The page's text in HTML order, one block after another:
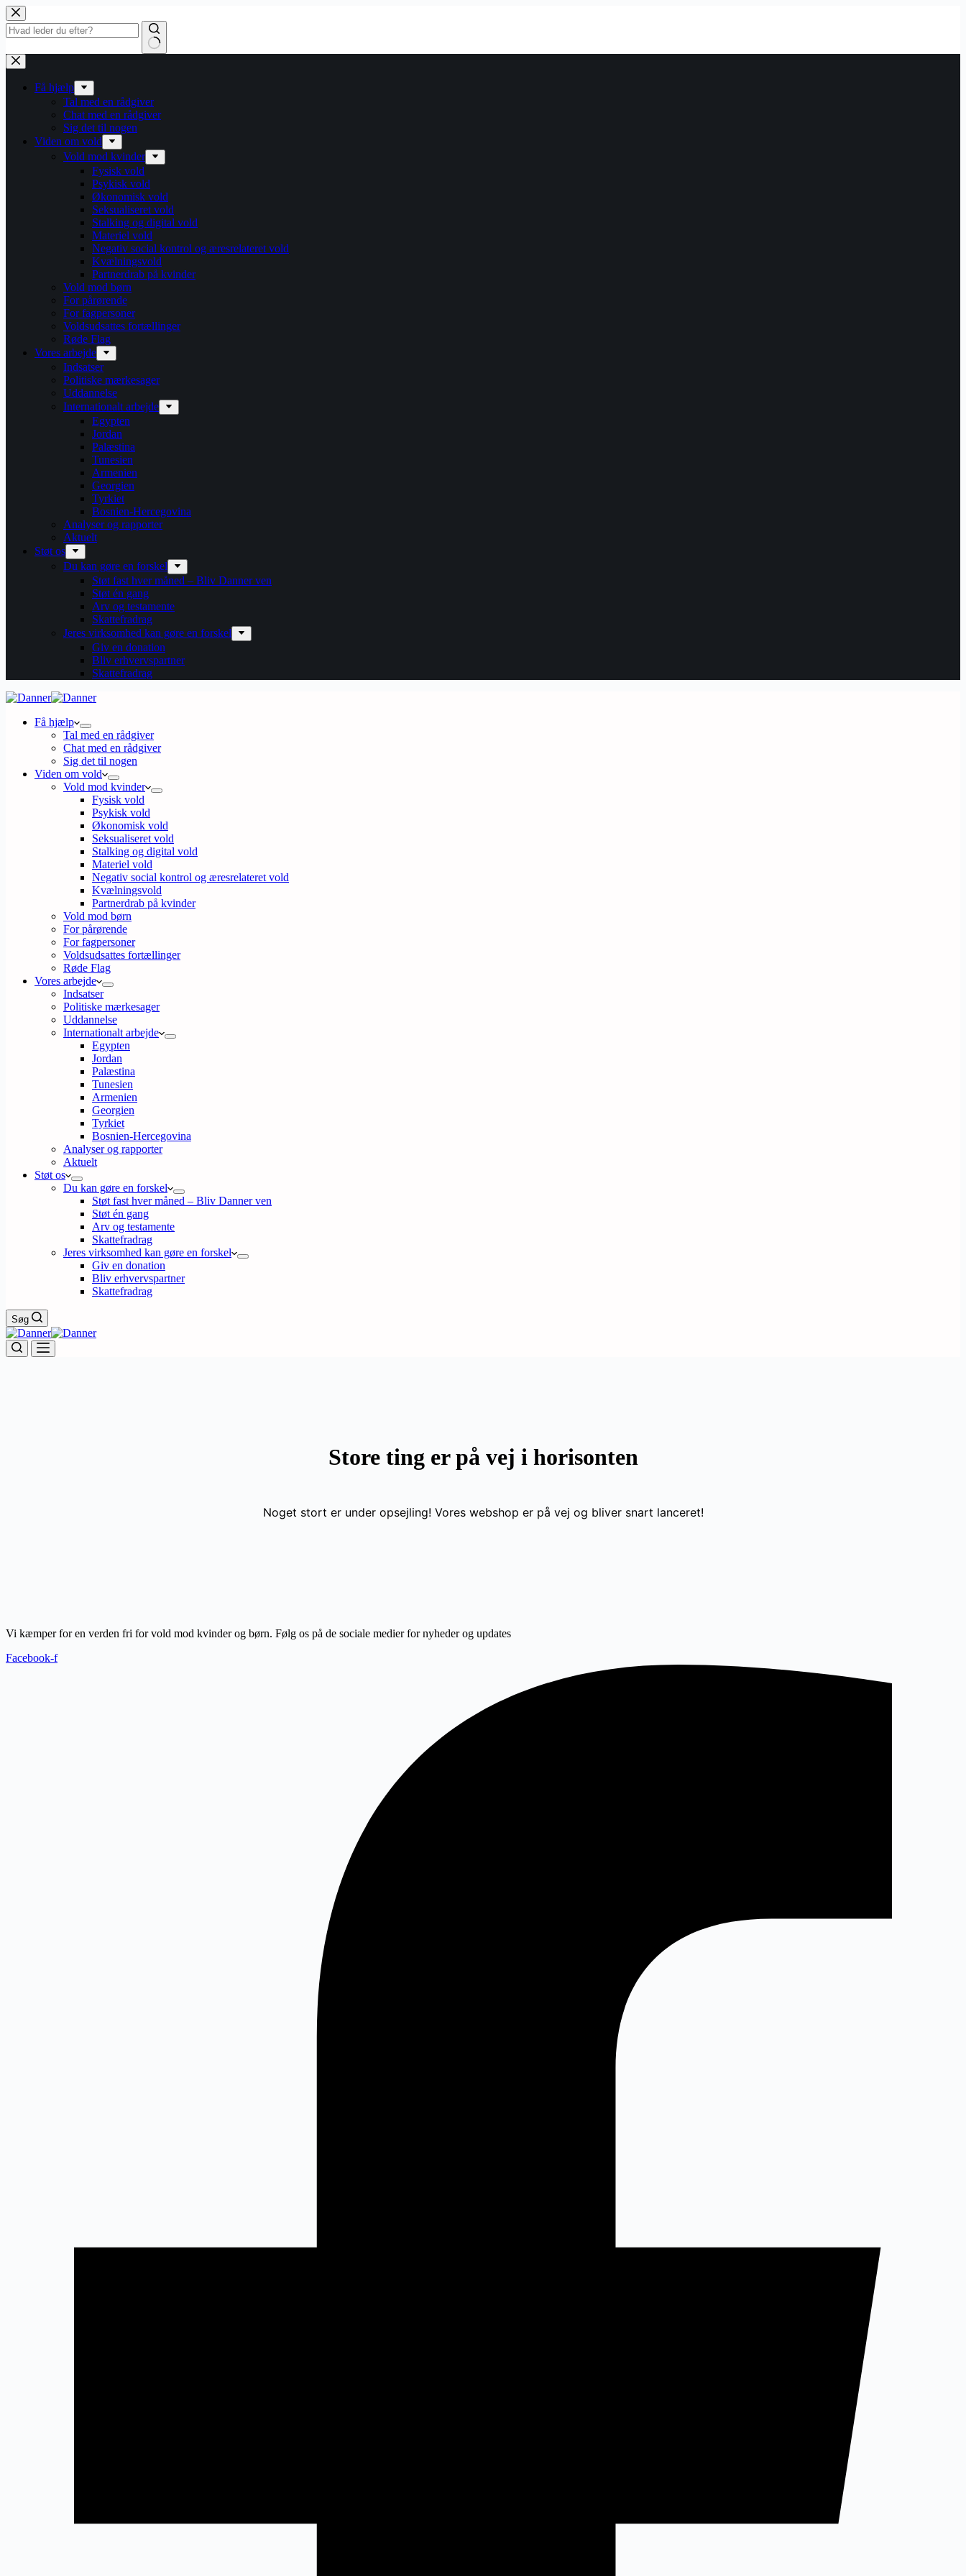
Fortsæt
til
indhold
Få hjælp
Tal med en rådgiver
Chat med en rådgiver
Sig det til nogen
Viden om vold
Vold mod kvinder
Fysisk vold
Psykisk vold
Økonomisk vold
Seksualiseret vold
Stalking og digital vold
Materiel vold
Negativ social kontrol og æresrelateret vold
Kvælningsvold
Partnerdrab på kvinder
Vold mod børn
For pårørende
For fagpersoner
Voldsudsattes fortællinger
Røde Flag
Vores arbejde
Indsatser
Politiske mærkesager
Uddannelse
Internationalt arbejde
Egypten
Jordan
Palæstina
Tunesien
Armenien
Georgien
Tyrkiet
Bosnien-Hercegovina
Analyser og rapporter
Aktuelt
Støt os
Du kan gøre en forskel
Støt fast hver måned – Bliv Danner ven
Støt én gang
Arv og testamente
Skattefradrag
Jeres virksomhed kan gøre en forskel
Giv en donation
Bliv erhvervspartner
Skattefradrag
Få hjælp
Tal med en rådgiver
Chat med en rådgiver
Sig det til nogen
Viden om vold
Vold mod kvinder
Fysisk vold
Psykisk vold
Økonomisk vold
Seksualiseret vold
Stalking og digital vold
Materiel vold
Negativ social kontrol og æresrelateret vold
Kvælningsvold
Partnerdrab på kvinder
Vold mod børn
For pårørende
For fagpersoner
Voldsudsattes fortællinger
Røde Flag
Vores arbejde
Indsatser
Politiske mærkesager
Uddannelse
Internationalt arbejde
Egypten
Jordan
Palæstina
Tunesien
Armenien
Georgien
Tyrkiet
Bosnien-Hercegovina
Analyser og rapporter
Aktuelt
Støt os
Du kan gøre en forskel
Støt fast hver måned – Bliv Danner ven
Støt én gang
Arv og testamente
Skattefradrag
Jeres virksomhed kan gøre en forskel
Giv en donation
Bliv erhvervspartner
Skattefradrag
Søg
Store ting er på vej i horisonten
Noget stort er under opsejling! Vores webshop er på vej og bliver snart lanceret!
Vi kæmper for en verden fri for vold mod kvinder og børn. Følg os på de sociale medier for nyheder og updates
Facebook-f